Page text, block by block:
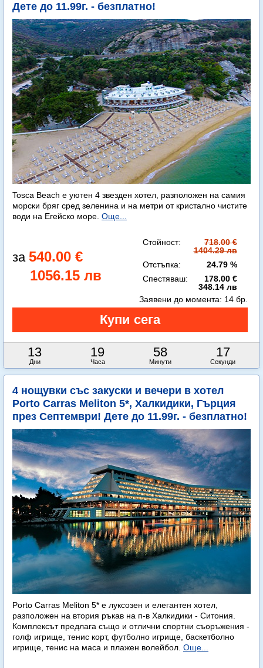
Дете до 11.99г. - безплатно!
Tosca Beach е уютен 4 звезден хотел, разположен на самия
морски бряг сред зеленина и на метри от кристално чистите
води на Егейско море. Още...
540.00 €
1056.15 лв
Стойност:
718.00 €
1404.29 лв
Отстъпка:
24.79 %
Спестяваш:
178.00 €
348.14 лв
13
Дни
19
Часа
58
Минути
16
Секунди
Заявени до момента: 14 бр.
4 нощувки със закуски и вечери в хотел
Porto Carras Meliton 5*, Халкидики, Гърция
през Септември! Дете до 11.99г. - безплатно!
Porto Carras Meliton 5* е луксозен и елегантен хотел,
разположен на втория ръкав на п-в Халкидики - Ситония.
Комплексът предлага също и отлични спортни съоръжения -
голф игрище, тенис корт, футболно игрище, баскетболно
игрище, тенис на маса и плажен волейбол. Още...